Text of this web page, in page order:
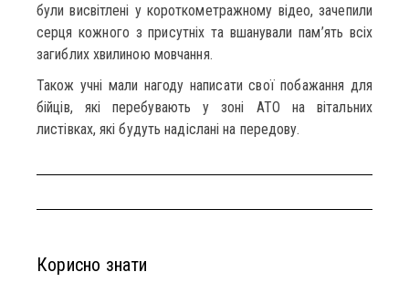
були висвітлені у короткометражному відео, зачепили
серця кожного з присутніх та вшанували пам’ять всіх
загиблих хвилиною мовчання.
Також учні мали нагоду написати свої побажання для
бійців, які перебувають у зоні АТО на вітальних
листівках, які будуть надіслані на передову.
Корисно знати